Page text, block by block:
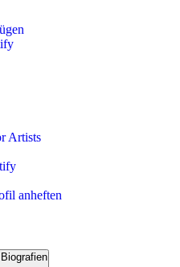
Artists
anheften